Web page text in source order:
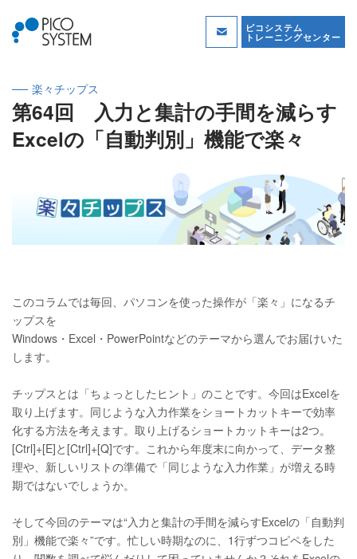
ピコシステム
トレーニングセンター
楽々チップス
第64回 入力と集計の手間を減らす
Excelの「自動判別」機能で楽々
このコラムでは毎回、パソコンを使った操作が「楽々」になるチ
ップスを
Windows・Excel・PowerPointなどのテーマから選んでお届けいた
します。
チップスとは「ちょっとしたヒント」のことです。今回はExcelを
取り上げます。同じような入力作業をショートカットキーで効率
化する方法を考えます。取り上げるショートカットキーは2つ。
[Ctrl]+[E]と[Ctrl]+[Q]です。これから年度末に向かって、データ整
理や、新しいリストの準備で「同じような入力作業」が増える時
期ではないでしょうか。
そして今回のテーマは“入力と集計の手間を減らすExcelの「自動判
別」機能で楽々”です。忙しい時期なのに、1行ずつコピペをした